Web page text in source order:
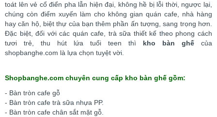
toát lên vẻ cổ điển pha lẫn hiện đại, không hề bị lỗi thời, ngược lại,
chúng còn điểm xuyến làm cho không gian quán cafe, nhà hàng
hay căn hộ, biệt thự của bạn thêm phần ấn tượng, sang trọng hơn.
Đặc biệt, đối với các quán cafe, trà sữa thiết kế theo phong cách
tươi trẻ, thu hút lứa tuổi teen thì kho bàn ghế của
shopbanghe.com là lựa chọn tuyệt vời.
Shopbanghe.com chuyên cung cấp kho bàn ghế gồm:
- Bàn tròn cafe gỗ
- Bàn tròn cafe trà sữa nhựa PP.
- Bàn tròn cafe chân sắt mặt gỗ.